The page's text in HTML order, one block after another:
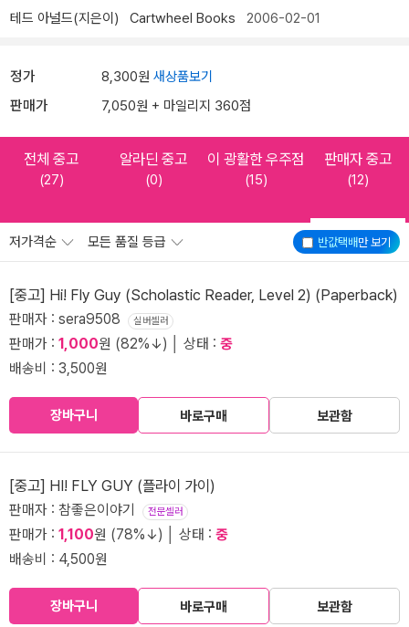
테드 아널드(지은이) Cartwheel Books 2006-02-01
정가 8,300원 새상품보기
판매가 7,050원 + 마일리지 360점
전체 중고
(27)
알라딘 중고
(0)
이 광활한 우주점
(15)
판매자 중고
(12)
반값택배만 보기
저가격순 모든 품질 등급
[중고] Hi! Fly Guy (Scholastic Reader, Level 2) (Paperback)
판매자 : sera9508 실버셀러
판매가 : 1,000원 (82%↓) │ 상태 : 중
배송비 : 3,500원
장바구니 바로구매 보관함
[중고] HI! FLY GUY (플라이 가이)
판매자 : 참좋은이야기 전문셀러
판매가 : 1,100원 (78%↓) │ 상태 : 중
배송비 : 4,500원
장바구니 바로구매 보관함